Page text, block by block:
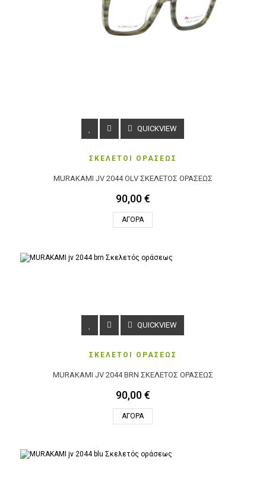
QUICKVIEW
ΣΚΕΛΕΤΟΙ ΟΡΑΣΕΩΣ
MURAKAMI JV 2044 OLV ΣΚΕΛΕΤΌΣ ΟΡΆΣΕΩΣ
90,00 €
ΑΓΟΡΆ
QUICKVIEW
ΣΚΕΛΕΤΟΙ ΟΡΑΣΕΩΣ
MURAKAMI JV 2044 BRN ΣΚΕΛΕΤΌΣ ΟΡΆΣΕΩΣ
90,00 €
ΑΓΟΡΆ